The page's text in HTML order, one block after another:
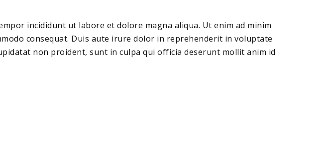
incididunt ut labore et dolore magna aliqua. Ut enim ad minim
consequat. Duis aute irure dolor in reprehenderit in voluptate
non proident, sunt in culpa qui officia deserunt mollit anim id